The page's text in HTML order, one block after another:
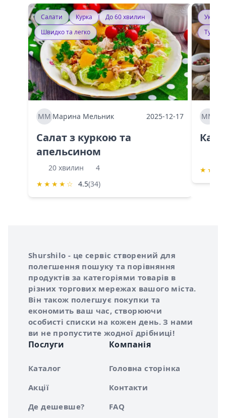
Салати Курка
До 60 хвилин
Швидко та легко
ММ Марина Мельник 2025-12-17
Салат з куркою та
апельсином
20 хвилин
4
★ ★ ★ ★ ☆ 4.5(34)
ММ
★ ★
Про сервіс Shurshilo
Shurshilo - це сервіс створений для
полегшення пошуку та порівняння
продуктів за категоріями товарів в
різних торгових мережах вашого міста.
Він також полегшує покупки та
економить ваш час, створюючи
особисті списки на кожен день. З нами
ви не пропустите жодної дрібниці!
Послуги
Каталог
Акції
Де дешевше?
Компанія
Головна сторінка
Контакти
FAQ